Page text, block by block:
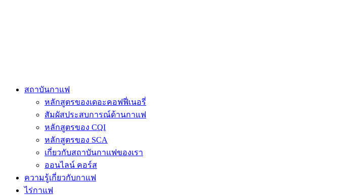
สถาบันกาแฟ
หลักสูตรของเดอะคอฟฟี่เนอรี่
สัมผัสประสบการณ์ด้านกาแฟ
หลักสูตรของ CQI
หลักสูตรของ SCA
เกี่ยวกับสถาบันกาแฟของเรา
ออนไลน์ คอร์ส
ความรู้เกี่ยวกับกาแฟ
ไร่กาแฟ